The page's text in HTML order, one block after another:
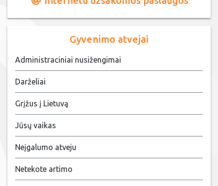
Gyvenimo atvejai
Administraciniai nusižengimai
Darželiai
Grįžus į Lietuvą
Jūsų vaikas
Neįgalumo atveju
Netekote artimo